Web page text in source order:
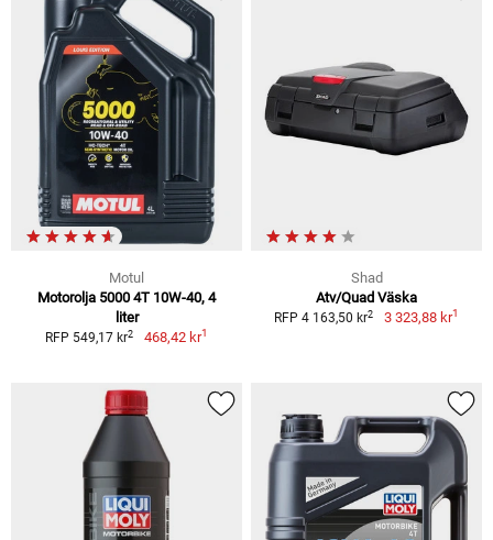
Motul
Motorolja 5000 4T 10W-40, 4
liter
RFP 549,17 kr2 468,42 kr1
Shad
Atv/Quad Väska
RFP 4 163,50 kr2 3 323,88 kr1